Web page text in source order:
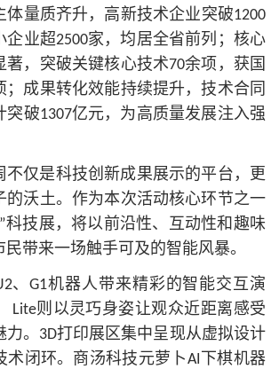
体量质齐升，高新技术企业突破1200
企业超2500家，均居全省前列；核心
著，突破关键核心技术70余项，获国
；成果转化效能持续提升，技术合同
突破1307亿元，为高质量发展注入强
不仅是科技创新成果展示的平台，更
的沃土。作为本次活动核心环节之一
科技展，将以前沿性、互动性和趣味
带来一场触手可及的智能风暴。
、G1机器人带来精彩的智能交互演
Lite则以灵巧身姿让观众近距离感受
力。3D打印展区集中呈现从虚拟设计
术闭环。商汤科技元萝卜AI下棋机器